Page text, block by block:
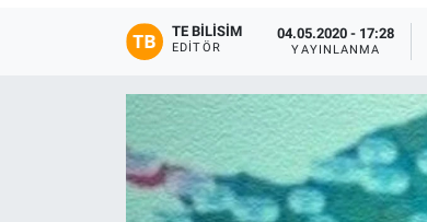
TE BILISIM
EDITÖR
04.05.2020 - 17:28
YAYINLANMA
Son Dakika Haberleri
Haber Arşivi